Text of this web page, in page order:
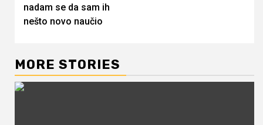
nadam se da sam ih
nešto novo naučio
MORE STORIES